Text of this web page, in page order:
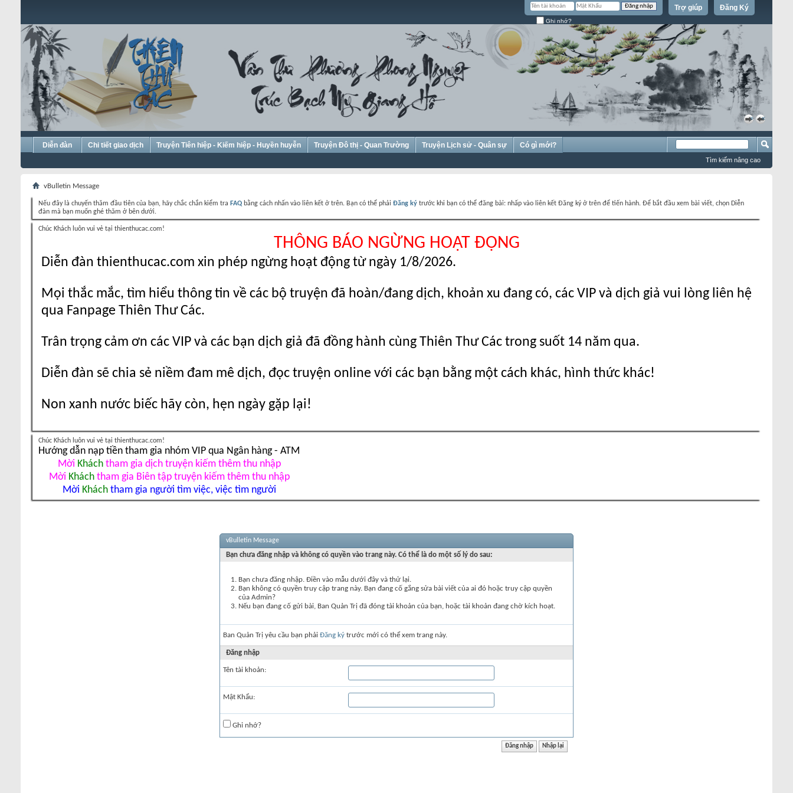
Đăng Ký
Trợ giúp
Ghi nhớ?
«
»
Diễn đàn Chi tiết giao dịch Truyện Tiên hiệp - Kiếm hiệp - Huyền huyễn Truyện Đô thị - Quan Trường Truyện Lịch sử - Quân sự Có gì mới?
Tìm kiếm nâng cao
vBulletin Message
Nếu đây là chuyến thăm đầu tiên của bạn, hãy chắc chắn kiểm tra FAQ bằng cách nhấn vào liên kết ở trên. Bạn có thể phải Đăng ký trước khi bạn có thể đăng bài: nhấp vào liên kết Đăng ký ở trên để tiến hành. Để bắt đầu xem bài viết, chọn Diễn
đàn mà bạn muốn ghé thăm ở bên dưới.
Chúc Khách luôn vui vẻ tại thienthucac.com!
THÔNG BÁO NGỪNG HOẠT ĐỘNG
Diễn đàn thienthucac.com xin phép ngừng hoạt động từ ngày 1/8/2026.
Mọi thắc mắc, tìm hiểu thông tin về các bộ truyện đã hoàn/đang dịch, khoản xu đang có, các VIP và dịch giả vui lòng liên hệ
qua Fanpage Thiên Thư Các.
Trân trọng cảm ơn các VIP và các bạn dịch giả đã đồng hành cùng Thiên Thư Các trong suốt 14 năm qua.
Diễn đàn sẽ chia sẻ niềm đam mê dịch, đọc truyện online với các bạn bằng một cách khác, hình thức khác!
Non xanh nước biếc hãy còn, hẹn ngày gặp lại!
Chúc Khách luôn vui vẻ tại thienthucac.com!
Hướng dẫn nạp tiền tham gia nhóm VIP qua Ngân hàng - ATM
Mời Kháchtham gia dịch truyện kiếm thêm thu nhập
Mời Kháchtham gia Biên tập truyện kiếm thêm thu nhập
Mời Kháchtham gia người tìm việc, việc tìm người
vBulletin Message
Bạn chưa đăng nhập và không có quyền vào trang này. Có thể là do một số lý do sau:
Bạn chưa đăng nhập. Điền vào mẫu dưới đây và thử lại.
Bạn không có quyền truy cập trang này. Bạn đang cố gắng sửa bài viết của ai đó hoặc truy cập quyền
của Admin?
Nếu bạn đang cố gửi bài, Ban Quản Trị đã đóng tài khoản của bạn, hoặc tài khoản đang chờ kích hoạt.
Ban Quản Trị yêu cầu bạn phải Đăng ký trước mới có thể xem trang này.
Đăng nhập
Tên tài khoản:
Mật Khẩu:
Ghi nhớ?